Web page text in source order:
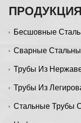
ПРОДУКЦИЯ
Бесшовные
Сварные
Трубы Из
Трубы Из
Стальные Трубы